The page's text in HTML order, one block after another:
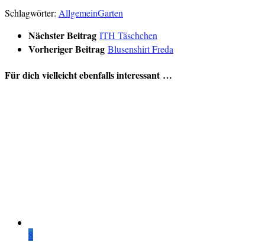
Schlagwörter: AllgemeinGarten
Nächster Beitrag ITH Täschchen
Vorheriger Beitrag Blusenshirt Freda
Für dich vielleicht ebenfalls interessant …
8